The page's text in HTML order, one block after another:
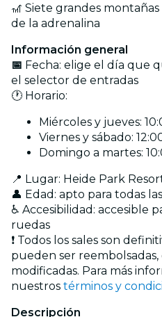
🎢 Siete grandes
de la adrenalina
Información general
📅 Fecha: elige el día que
el selector de entradas
🕐 Horario:
Miércoles y jueves:
Viernes y sábado:
Domingo a martes:
📍 Lugar: Heide Park
👤 Edad: apto para todas
♿ Accesibilidad: accesible
ruedas
❗ Todos los sales son
pueden ser reembolsadas,
modificadas. Para más
nuestros términos y
Descripción